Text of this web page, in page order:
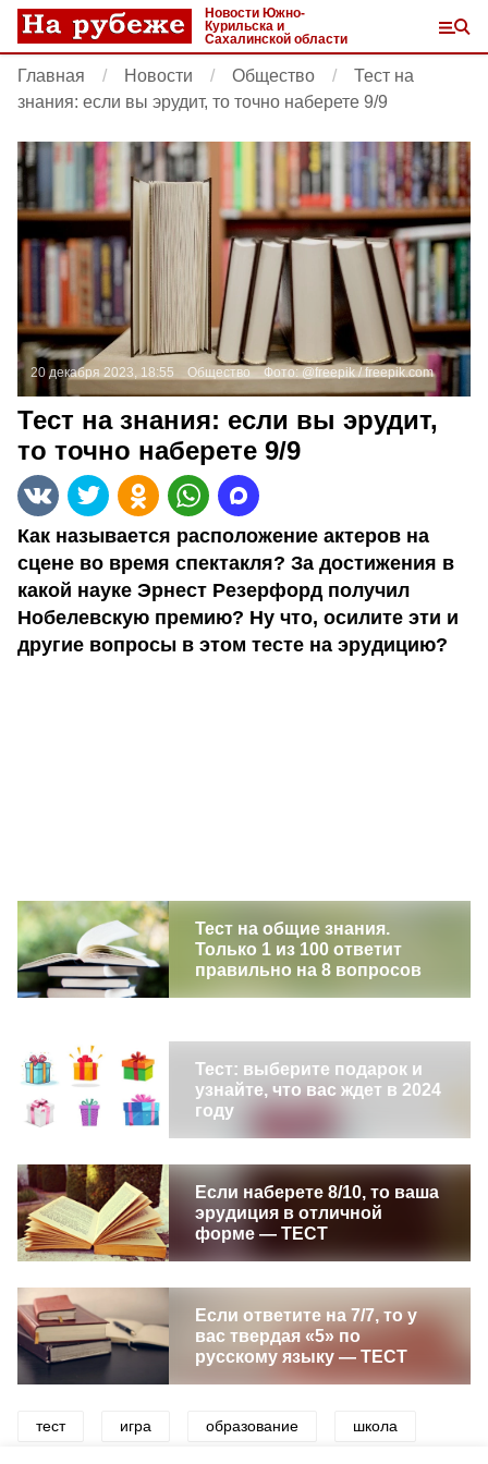
Новости Южно-
Курильска и
Сахалинской области
Главная Новости Общество
Тест на
знания: если вы эрудит, то точно наберете 9/9
20 декабря 2023, 18:55 Общество Фото:@freepik /freepik.com
Тест на знания: если вы эрудит,
то точно наберете 9/9
Как называется расположение актеров на
сцене во время спектакля? За достижения в
какой науке Эрнест Резерфорд получил
Нобелевскую премию? Ну что, осилите эти и
другие вопросы в этом тесте на эрудицию?
Тест на общие знания.
Только 1 из 100 ответит
правильно на 8 вопросов
Тест: выберите подарок и
узнайте, что вас ждет в 2024
году
Если наберете 8/10, то ваша
эрудиция в отличной
форме — ТЕСТ
Если ответите на 7/7, то у
вас твердая «5» по
русскому языку — ТЕСТ
тест игра образование школа